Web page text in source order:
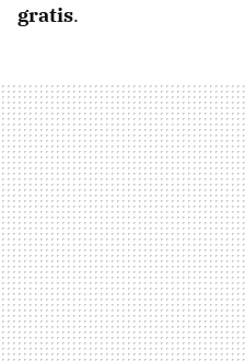
gratis.